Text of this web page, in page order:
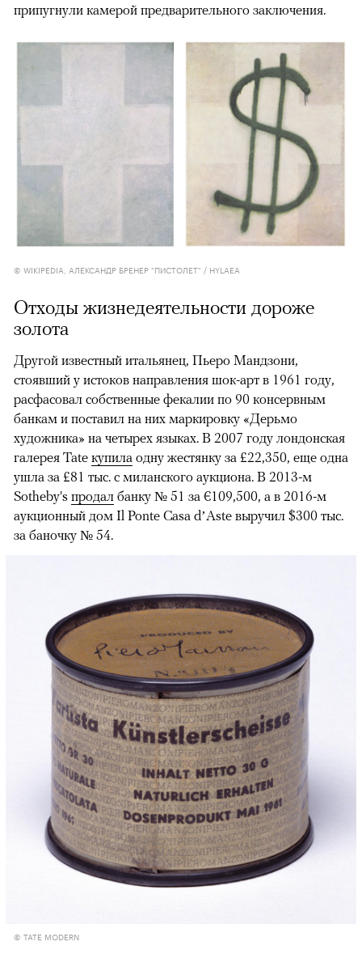
припугнули камерой предварительного заключения.
© WIKIPEDIA, АЛЕКСАНДР БРЕНЕР "ПИСТОЛЕТ" / HYLAEA
Отходы жизнедеятельности дороже
золота
Другой известный итальянец, Пьеро Мандзони,
стоявший у истоков направления шок-арт в 1961 году,
расфасовал собственные фекалии по 90 консервным
банкам и поставил на них маркировку «Дерьмо
художника» на четырех языках. В 2007 году лондонская
галерея Tate купила одну жестянку за £22,350, еще одна
ушла за £81 тыс. с миланского аукциона. В 2013-м
Sotheby's продал банку № 51 за €109,500, а в 2016-м
аукционный дом Il Ponte Casa d’Aste выручил $300 тыс.
за баночку № 54.
© TATE MODERN